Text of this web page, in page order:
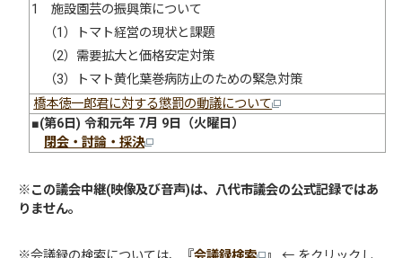
1 施設園芸の振興策について
（1）トマト経営の現状と課題
（2）需要拡大と価格安定対策
（3）トマト黄化葉巻病防止のための緊急対策
橋本徳一郎君に対する懲罰の動議について
■(第6日) 令和元年 7月 9日（火曜日）
閉会・討論・採決
※この議会中継(映像及び音声)は、八代市議会の公式記録ではあ
りません。